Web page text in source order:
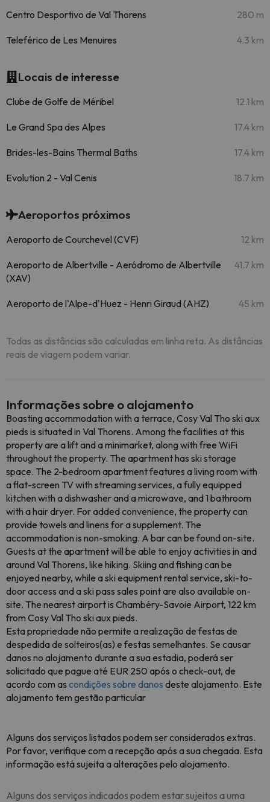
Centro Desportivo de Val Thorens 280 m
Teleférico de Les Menuires 4.3 km
Locais de interesse
Clube de Golfe de Méribel 12.1 km
Le Grand Spa des Alpes 17.4 km
Brides-les-Bains Thermal Baths 17.4 km
Evolution 2 - Val Cenis 18.7 km
Aeroportos próximos
Aeroporto de Courchevel (CVF) 12 km
Aeroporto de Albertville - Aeródromo de Albertville
(XAV)
41.7 km
Aeroporto de l'Alpe-d'Huez - Henri Giraud (AHZ) 45 km
Todas as distâncias são calculadas em linha reta. As distâncias
reais de viagem podem variar.
Informações sobre o alojamento
Boasting accommodation with a terrace, Cosy Val Tho ski aux
pieds is situated in Val Thorens. Among the facilities at this
property are a lift and a minimarket, along with free WiFi
throughout the property. The apartment has ski storage
space. The 2-bedroom apartment features a living room with
a flat-screen TV with streaming services, a fully equipped
kitchen with a dishwasher and a microwave, and 1 bathroom
with a hair dryer. For added convenience, the property can
provide towels and linens for a supplement. The
accommodation is non-smoking. A bar can be found on-site.
Guests at the apartment will be able to enjoy activities in and
around Val Thorens, like hiking. Skiing and fishing can be
enjoyed nearby, while a ski equipment rental service, ski-to-
door access and a ski pass sales point are also available on-
site. The nearest airport is Chambéry-Savoie Airport, 122 km
from Cosy Val Tho ski aux pieds.
Esta propriedade não permite a realização de festas de
despedida de solteiros(as) e festas semelhantes. Se causar
danos no alojamento durante a sua estadia, poderá ser
solicitado que pague até EUR 250 após o check-out, de
acordo com as condições sobre danos deste alojamento. Este
alojamento tem gestão particular
Alguns dos serviços listados podem ser considerados extras.
Por favor, verifique com a recepção após a sua chegada. Esta
informação está sujeita a alterações pelo alojamento.
Alguns dos serviços indicados podem estar sujeitos a uma